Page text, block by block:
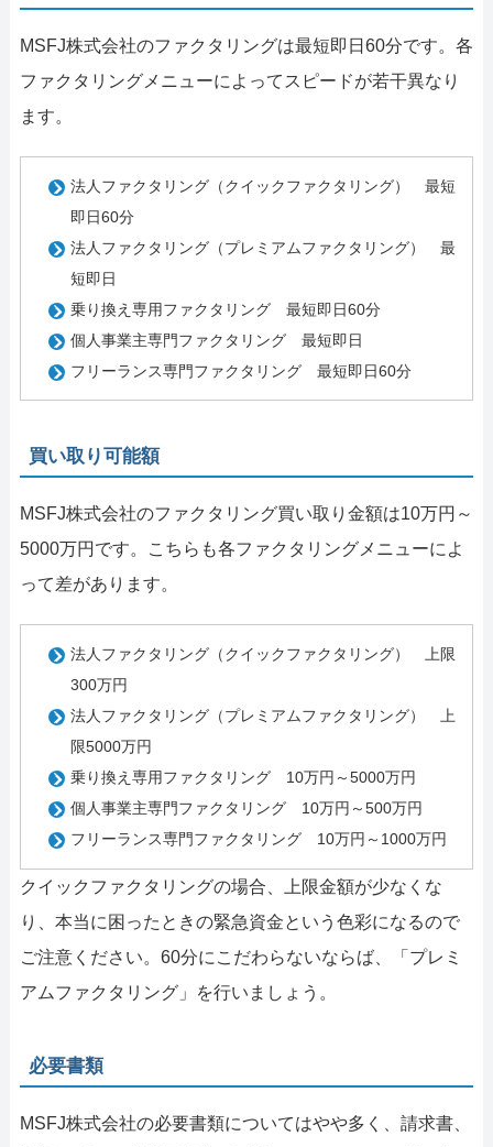
MSFJ株式会社のファクタリングは最短即日60分です。各
ファクタリングメニューによってスピードが若干異なり
ます。
法人ファクタリング（クイックファクタリング） 最短
即日60分
法人ファクタリング（プレミアムファクタリング） 最
短即日
乗り換え専用ファクタリング 最短即日60分
個人事業主専門ファクタリング 最短即日
フリーランス専門ファクタリング 最短即日60分
買い取り可能額
MSFJ株式会社のファクタリング買い取り金額は10万円～
5000万円です。こちらも各ファクタリングメニューによ
って差があります。
法人ファクタリング（クイックファクタリング） 上限
300万円
法人ファクタリング（プレミアムファクタリング） 上
限5000万円
乗り換え専用ファクタリング 10万円～5000万円
個人事業主専門ファクタリング 10万円～500万円
フリーランス専門ファクタリング 10万円～1000万円
クイックファクタリングの場合、上限金額が少なくな
り、本当に困ったときの緊急資金という色彩になるので
ご注意ください。60分にこだわらないならば、「プレミ
アムファクタリング」を行いましょう。
必要書類
MSFJ株式会社の必要書類についてはやや多く、請求書、